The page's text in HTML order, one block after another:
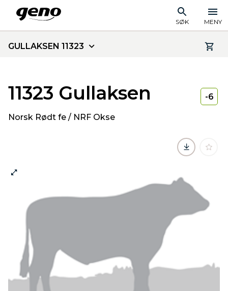
SØK MENY
GULLAKSEN 11323
11323 Gullaksen
Norsk Rødt fe / NRF Okse
-6